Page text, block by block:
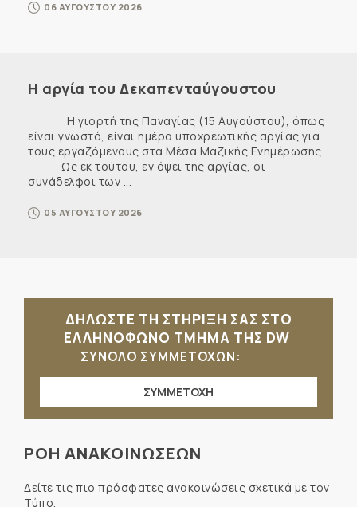
06 ΑΥΓΟΥΣΤΟΥ 2026
Η αργία του Δεκαπενταύγουστου
Η γιορτή της Παναγίας (15 Αυγούστου), όπως
είναι γνωστό, είναι ημέρα υποχρεωτικής αργίας για
τους εργαζόμενους στα Μέσα Μαζικής Ενημέρωσης.
Ως εκ τούτου, εν όψει της αργίας, οι
συνάδελφοι των ...
05 ΑΥΓΟΥΣΤΟΥ 2026
ΔΗΛΩΣΤΕ ΤΗ ΣΤΗΡΙΞΗ ΣΑΣ ΣΤΟ
ΕΛΛΗΝΟΦΩΝΟ ΤΜΗΜΑ ΤΗΣ DW
ΣΥΝΟΛΟ ΣΥΜΜΕΤΟΧΩΝ:
ΣΥΜΜΕΤΟΧΗ
ΡΟΗ ΑΝΑΚΟΙΝΩΣΕΩΝ
Δείτε τις πιο πρόσφατες ανακοινώσεις σχετικά με τον
Τύπο.